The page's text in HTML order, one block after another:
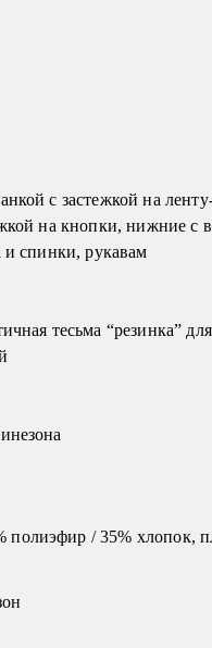
с застежкой на
на кнопки, нижние с
и спинки, рукавам
тесьма “резинка”
полиэфир / 35% хлопок,